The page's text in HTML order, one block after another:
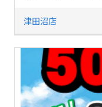
津田沼店